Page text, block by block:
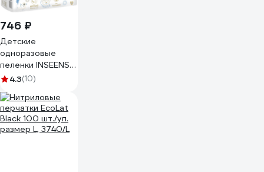
746 ₽
Детские
одноразовые
пеленки INSEENSE
60х60, 32 шт.
4.3(10)